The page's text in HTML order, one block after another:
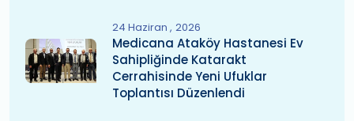
24 Haziran 2026
Medicana Ataköy Hastanesi Ev
Sahipliğinde Katarakt
Cerrahisinde Yeni Ufuklar
Toplantısı Düzenlendi